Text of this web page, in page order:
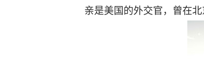
亲是美国的外交官，曾在北